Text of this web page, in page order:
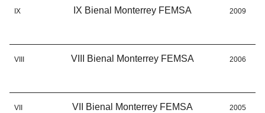
IX IX Bienal Monterrey FEMSA 2009
VIII VIII Bienal Monterrey FEMSA 2006
VII VII Bienal Monterrey FEMSA 2005